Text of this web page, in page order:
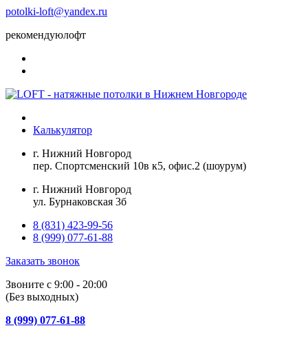
potolki-loft@yandex.ru
рекомендуюлофт
Калькулятор
г. Нижний Новгород
пер. Спортсменский 10в к5, офис.2 (шоурум)
г. Нижний Новгород
ул. Бурнаковская 3б
8 (831) 423-99-56
8 (999) 077-61-88
Заказать звонок
Звоните с 9:00 - 20:00
(Без выходных)
8 (999) 077-61-88